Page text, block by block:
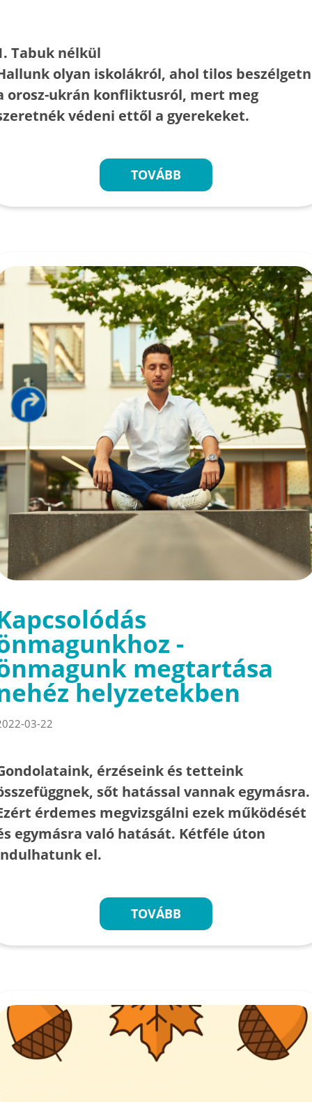
Tabuk nélkül
olyan iskolákról, ahol tilos
orosz-ukrán konfliktusról, mert meg
védeni ettől a gyerekeket.
TOVÁBB
-
megtartása
helyzetekben
03-22
érzéseink és tetteink
sőt hatással vannak egymásra.
érdemes megvizsgálni ezek működését
egymásra való hatását. Kétféle úton
el.
TOVÁBB